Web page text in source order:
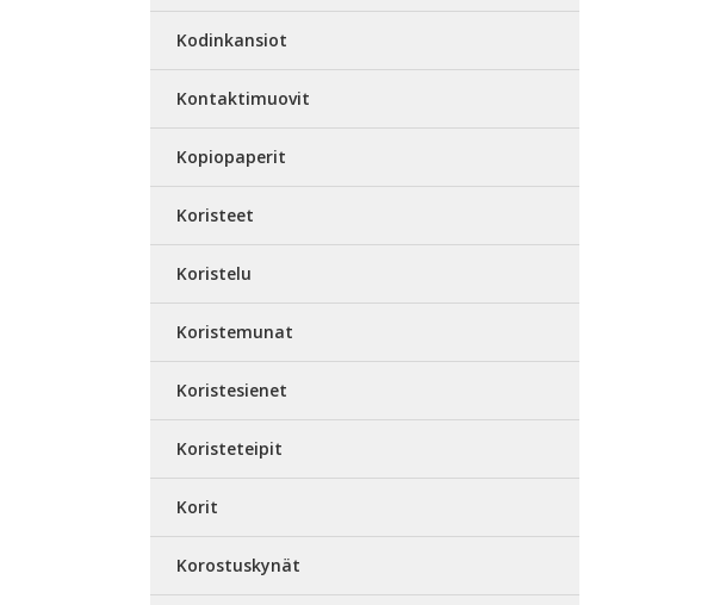
Kodinkansiot
Kontaktimuovit
Kopiopaperit
Koristeet
Koristelu
Koristemunat
Koristesienet
Koristeteipit
Korit
Korostuskynät